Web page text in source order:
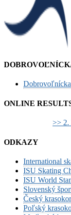
ONLINE
>> 2.
ODKAZY
International
ISU Skating
ISU World
Slovenský
Český
Poľský